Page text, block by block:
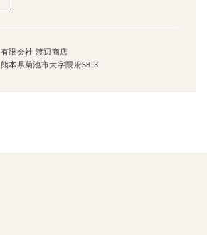
有限会社 渡辺商店
熊本県菊池市大字隈府58-3